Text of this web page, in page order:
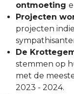
ontmoeting
Projecten
projecten
De
stemmen op
met de
2023 - 2024.